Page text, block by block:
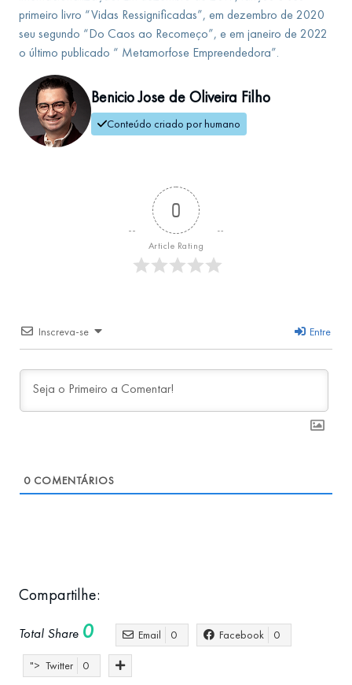
primeiro livro “Vidas Ressignificadas”, em dezembro de 2020
seu segundo “Do Caos ao Recomeço”, e em janeiro de 2022
o último publicado “ Metamorfose Empreendedora”.
Benicio Jose de Oliveira Filho
Conteúdo criado por humano
0
Article Rating
Inscreva-se Entre
0 COMENTÁRIOS
Compartilhe:
Total Share 0 Email 0 Facebook 0
"> Twitter 0